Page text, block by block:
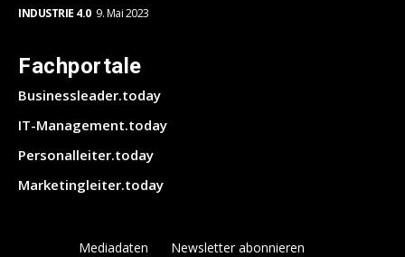
INDUSTRIE 4.0 9. Mai 2023
Fachportale
Businessleader.today
IT-Management.today
Personalleiter.today
Marketingleiter.today
Mediadaten Newsletter abonnieren